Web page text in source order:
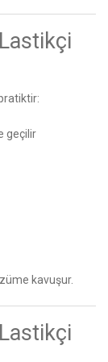
geçilir
kavuşur.